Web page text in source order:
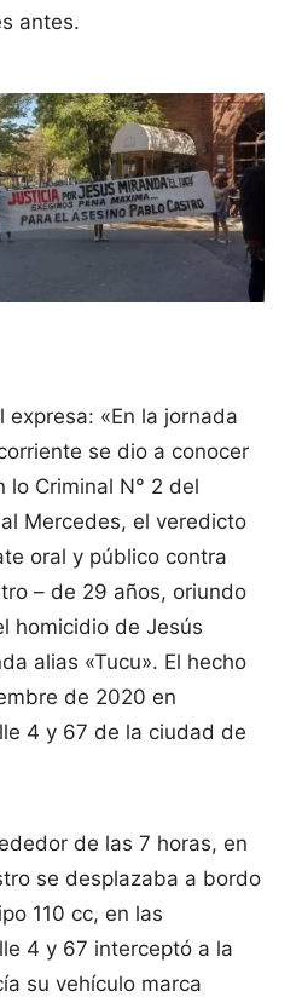
antes.
«En la jornada
se dio a conocer
lo Criminal N° 2 del
Mercedes, el veredicto
oral y público contra
– de 29 años, oriundo
homicidio de Jesús
alias «Tucu». El hecho
de 2020 en
4 y 67 de la ciudad de
de las 7 horas, en
se desplazaba a bordo
110 cc, en las
4 y 67 interceptó a la
su vehículo marca